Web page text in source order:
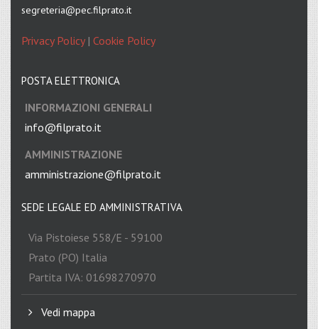
segreteria@pec.filprato.it
Privacy Policy| Cookie Policy
POSTA ELETTRONICA
INFORMAZIONI GENERALI
info@filprato.it
AMMINISTRAZIONE
amministrazione@filprato.it
SEDE LEGALE ED AMMINISTRATIVA
Via Pistoiese 558/E - 59100
Prato (PO) Italia
Partita IVA: 01698270970
Vedi mappa